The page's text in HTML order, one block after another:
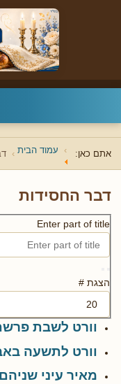
אתם כאן: עמוד הבית
דבר החסידות
Enter part of title
הצגת #
וורט לשבת
וורט לתשעה
מאיר עיני